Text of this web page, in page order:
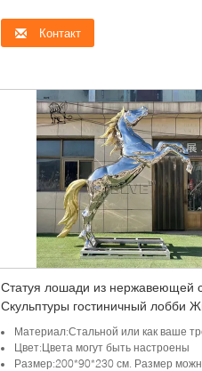
Контакт
Статуя лошади из нержавеющей
Скульптуры гостиничный лобби
размер Металлическая скульптура
Искусство Зеркало Полированный
открытый сад
Материал:Стальной или как ваше
Цвет:Цвета могут быть настроены
Размер:200*90*230 см. Размер можно